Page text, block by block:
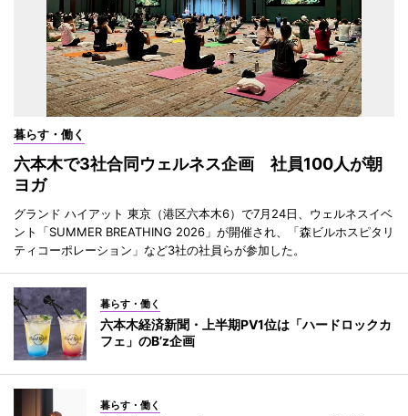
暮らす・働く
六本木で3社合同ウェルネス企画 社員100人が朝
ヨガ
グランド ハイアット 東京（港区六本木6）で7月24日、ウェルネスイベ
ント「SUMMER BREATHING 2026」が開催され、「森ビルホスピタリ
ティコーポレーション」など3社の社員らが参加した。
暮らす・働く
六本木経済新聞・上半期PV1位は「ハードロックカ
フェ」のB’z企画
暮らす・働く